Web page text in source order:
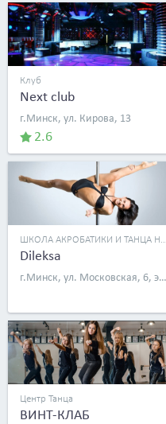
Клуб
Next club
г.Минск, ул. Кирова, 13
2.6
ШКОЛА АКРОБАТИКИ И ТАНЦА НА ПИЛОНЕ
Dileksa
г.Минск, ул. Московская, 6, эт.3
Центр Танца
ВИНТ-КЛАБ